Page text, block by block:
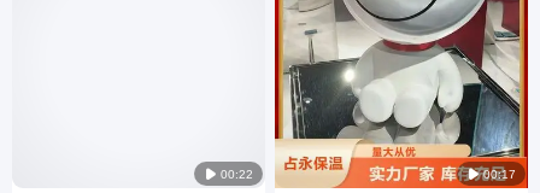
 00:22  00:17